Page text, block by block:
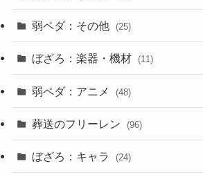
弱ペダ：その他 (25)
ぼざろ：楽器・機材 (11)
弱ペダ：アニメ (48)
葬送のフリーレン (96)
ぼざろ：キャラ (24)